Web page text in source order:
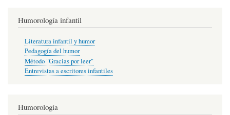
Humorología infantil
Literatura infantil y humor
Pedagogía del humor
Método "Gracias por leer"
Entrevistas a escritores infantiles
Humorología